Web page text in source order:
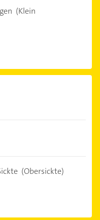
(Klein
(Obersickte)